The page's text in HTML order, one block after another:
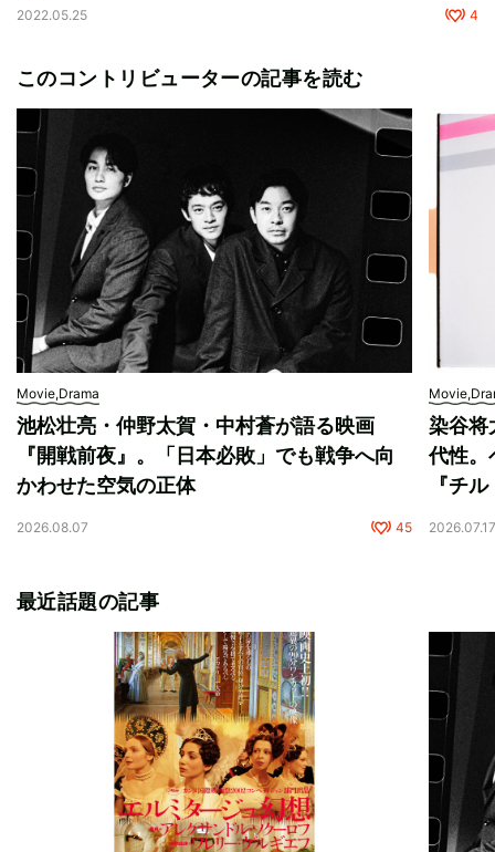
2022.05.25 4
このコントリビューターの記事を読む
Movie,Drama
池松壮亮・仲野太賀・中村蒼が語る映画
『開戦前夜』。「日本必敗」でも戦争へ向
かわせた空気の正体
2026.08.07 45
染谷将
代性。
『チ
最近話題の記事